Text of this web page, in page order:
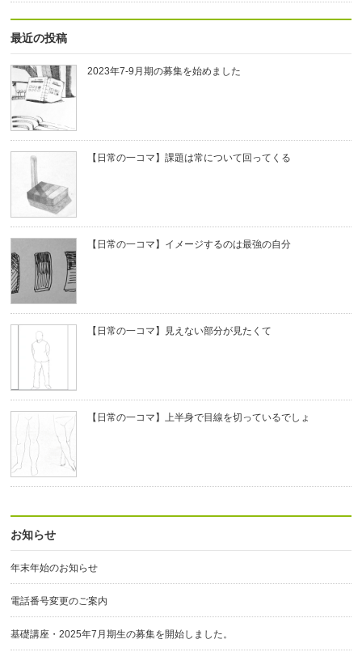
最近の投稿
2023年7-9月期の募集を始めました
【日常の一コマ】課題は常について回ってくる
【日常の一コマ】イメージするのは最強の自分
【日常の一コマ】見えない部分が見たくて
【日常の一コマ】上半身で目線を切っているでしょ
お知らせ
年末年始のお知らせ
電話番号変更のご案内
基礎講座・2025年7月期生の募集を開始しました。